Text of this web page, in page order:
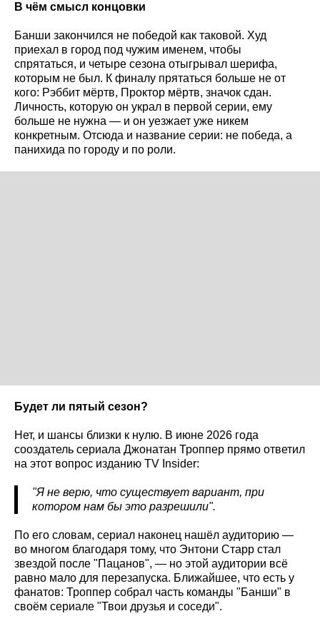
В чём смысл концовки
Банши закончился не победой как таковой. Худ
приехал в город под чужим именем, чтобы
спрятаться, и четыре сезона отыгрывал шерифа,
которым не был. К финалу прятаться больше не от
кого: Рэббит мёртв, Проктор мёртв, значок сдан.
Личность, которую он украл в первой серии, ему
больше не нужна — и он уезжает уже никем
конкретным. Отсюда и название серии: не победа, а
панихида по городу и по роли.
Будет ли пятый сезон?
Нет, и шансы близки к нулю. В июне 2026 года
сооздатель сериала Джонатан Троппер прямо ответил
на этот вопрос изданию TV Insider:
"Я не верю, что существует вариант, при
котором нам бы это разрешили".
По его словам, сериал наконец нашёл аудиторию —
во многом благодаря тому, что Энтони Старр стал
звездой после "Пацанов", — но этой аудитории всё
равно мало для перезапуска. Ближайшее, что есть у
фанатов: Троппер собрал часть команды "Банши" в
своём сериале "Твои друзья и соседи".